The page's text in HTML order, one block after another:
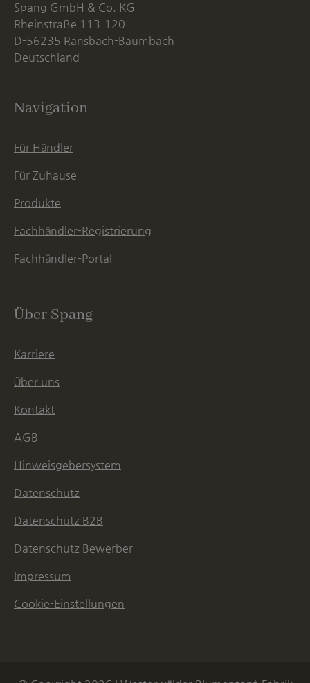
Spang GmbH & Co. KG
Rheinstraße 113-120
D-56235 Ransbach-Baumbach
Deutschland
Navigation
Für Händler
Für Zuhause
Produkte
Fachhändler-Registrierung
Fachhändler-Portal
Über Spang
Karriere
Über uns
Kontakt
AGB
Hinweisgebersystem
Datenschutz
Datenschutz B2B
Datenschutz Bewerber
Impressum
Cookie-Einstellungen